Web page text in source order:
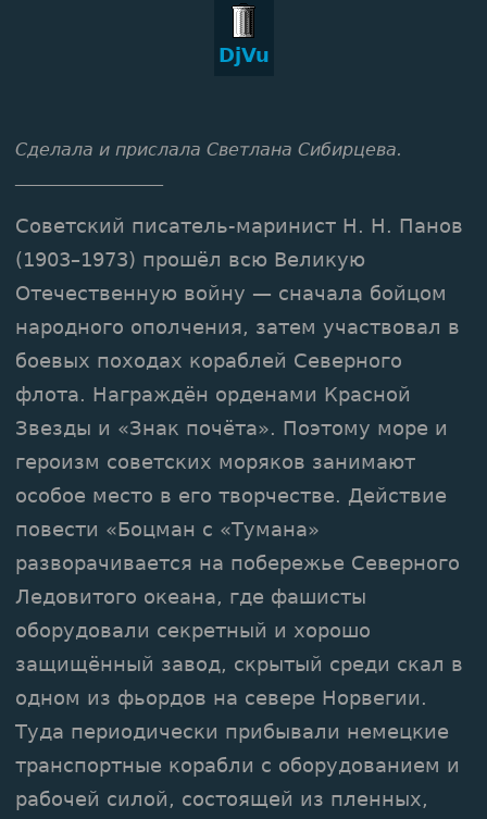
DjVu
Сделала и прислала Светлана Сибирцева.
Советский писатель-маринист Н. Н. Панов
(1903–1973) прошёл всю Великую
Отечественную войну — сначала бойцом
народного ополчения, затем участвовал в
боевых походах кораблей Северного
флота. Награждён орденами Красной
Звезды и «Знак почёта». Поэтому море и
героизм советских моряков занимают
особое место в его творчестве. Действие
повести «Боцман с «Тумана»
разворачивается на побережье Северного
Ледовитого океана, где фашисты
оборудовали секретный и хорошо
защищённый завод, скрытый среди скал в
одном из фьордов на севере Норвегии.
Туда периодически прибывали немецкие
транспортные корабли с оборудованием и
рабочей силой, состоящей из пленных,